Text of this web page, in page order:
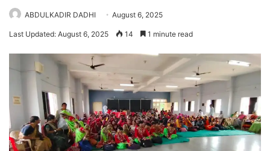
ABDULKADIR DADHI August 6, 2025
Last Updated: August 6, 2025 14 1 minute read